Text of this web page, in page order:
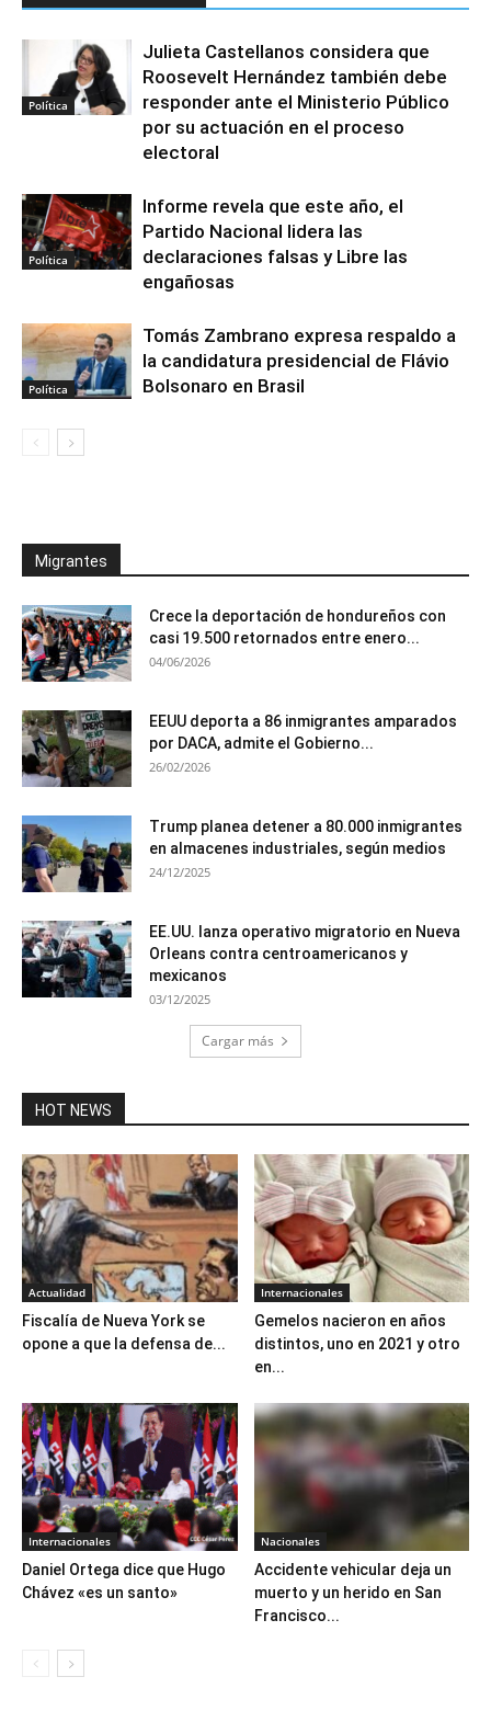
Política
Julieta Castellanos considera que
Roosevelt Hernández también debe
responder ante el Ministerio Público
por su actuación en el proceso
electoral
Política
Informe revela que este año, el
Partido Nacional lidera las
declaraciones falsas y Libre las
engañosas
Política
Tomás Zambrano expresa respaldo a
la candidatura presidencial de Flávio
Bolsonaro en Brasil
Migrantes
Crece la deportación de hondureños con
casi 19.500 retornados entre enero...
04/06/2026
EEUU deporta a 86 inmigrantes amparados
por DACA, admite el Gobierno...
26/02/2026
Trump planea detener a 80.000 inmigrantes
en almacenes industriales, según medios
24/12/2025
EE.UU. lanza operativo migratorio en Nueva
Orleans contra centroamericanos y
mexicanos
03/12/2025
Cargar más
HOT NEWS
Actualidad
Fiscalía de Nueva York se
opone a que la defensa de...
Internacionales
Gemelos nacieron en años
distintos, uno en 2021 y otro
en...
Internacionales
Daniel Ortega dice que Hugo
Chávez «es un santo»
Nacionales
Accidente vehicular deja un
muerto y un herido en San
Francisco...